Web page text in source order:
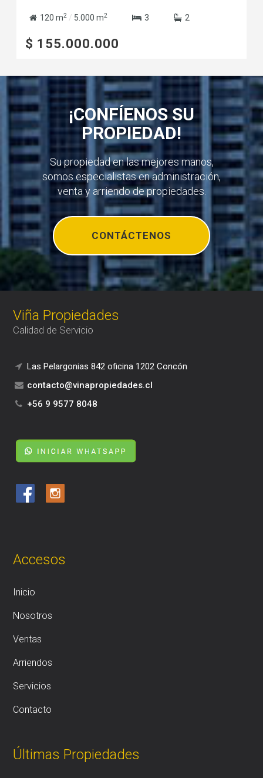
120 m2 / 5.000 m2 3 2
$ 155.000.000
¡CONFÍENOS SU
PROPIEDAD!
Su propiedad en las mejores manos,
somos especialistas en administración,
venta y arriendo de propiedades.
CONTÁCTENOS
Viña Propiedades
Calidad de Servicio
Las Pelargonias 842 oficina 1202 Concón
contacto@vinapropiedades.cl
+56 9 9577 8048
Accesos
Inicio
Nosotros
Ventas
Arriendos
Servicios
Contacto
Últimas Propiedades